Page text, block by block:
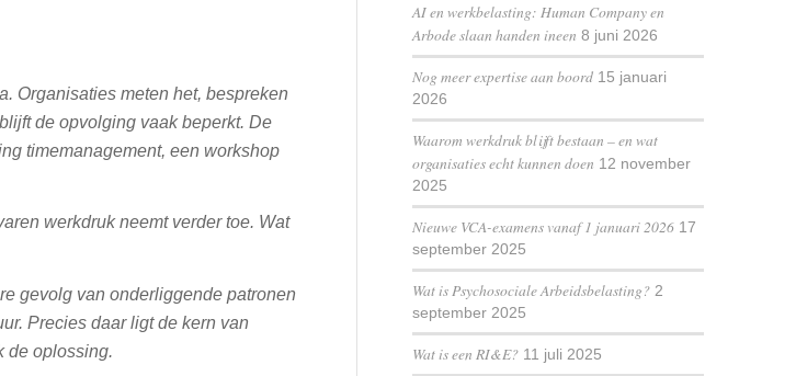
Organisaties meten het, bespreken
de opvolging vaak beperkt. De
timemanagement, een workshop
werkdruk neemt verder toe. Wat
gevolg van onderliggende patronen
Precies daar ligt de kern van
de oplossing.
AI en werkbelasting: Human Company en
Arbode slaan handen ineen 8 juni 2026
Nog meer expertise aan boord 15 januari
2026
Waarom werkdruk blijft bestaan – en wat
organisaties echt kunnen doen 12 november
2025
Nieuwe VCA-examens vanaf 1 januari 2026 17
september 2025
Wat is Psychosociale Arbeidsbelasting? 2
september 2025
Wat is een RI&E? 11 juli 2025